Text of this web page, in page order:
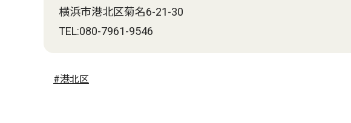
横浜市港北区菊名6-21-30
TEL:080-7961-9546
#港北区